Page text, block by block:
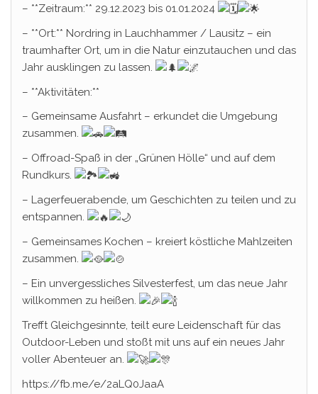
– **Zeitraum:** 29.12.2023 bis 01.01.2024
– **Ort:** Nordring in Lauchhammer / Lausitz – ein
traumhafter Ort, um in die Natur einzutauchen und das
Jahr ausklingen zu lassen.
– **Aktivitäten:**
– Gemeinsame Ausfahrt – erkundet die Umgebung
zusammen.
– Offroad-Spaß in der „Grünen Hölle“ und auf dem
Rundkurs.
– Lagerfeuerabende, um Geschichten zu teilen und zu
entspannen.
– Gemeinsames Kochen – kreiert köstliche Mahlzeiten
zusammen.
– Ein unvergessliches Silvesterfest, um das neue Jahr
willkommen zu heißen.
Trefft Gleichgesinnte, teilt eure Leidenschaft für das
Outdoor-Leben und stoßt mit uns auf ein neues Jahr
voller Abenteuer an.
https://fb.me/e/2aLQ0JaaA